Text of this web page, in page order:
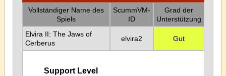
Vollständiger Name des
Spiels
ScummVM-
ID
Grad der
Unterstützung
Elvira II: The Jaws of
Cerberus
elvira2 Gut
Support Level